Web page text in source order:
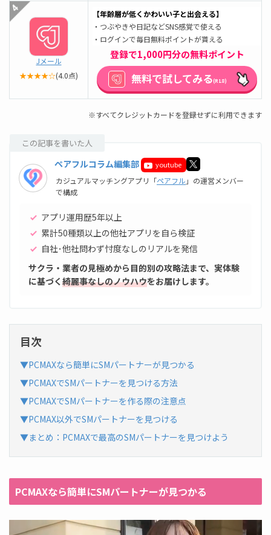
Jメール
★★★★☆(4.0点)
【年齢層が低くかわいい子と出会える】
・つぶやきや日記などSNS感覚で使える
・ログインで毎日無料ポイントが貰える
登録で1,000円分の無料ポイント
無料で試してみる(R18)
※すべてクレジットカードを登録せずに利用できます
この記事を書いた人
ペアフルコラム編集部 youtube
カジュアルマッチングアプリ「ペアフル 」の運営メンバー
で構成
アプリ運用歴5年以上
累計50種類以上の他社アプリを自ら検証
自社･他社問わず忖度なしのリアルを発信
サクラ・業者の見極めから目的別の攻略法まで、実体験
に基づく 綺麗事なしのノウハウをお届けします。
目次
▼PCMAXなら簡単にSMパートナーが見つかる
▼PCMAXでSMパートナーを見つける方法
▼PCMAXでSMパートナーを作る際の注意点
▼PCMAX以外でSMパートナーを見つける
▼まとめ：PCMAXで最高のSMパートナーを見つけよう
PCMAXなら簡単にSMパートナーが見つかる